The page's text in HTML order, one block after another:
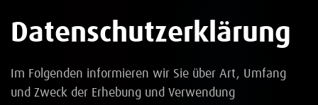
Datenschutzerklärung
Im Folgenden informieren wir Sie über Art, Umfang
und Zweck der Erhebung und Verwendung